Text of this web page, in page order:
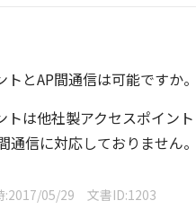
とAP間通信は可能ですか。
トは他社製アクセスポイン
通信に対応しておりません。
2017/05/29 文書ID 1203